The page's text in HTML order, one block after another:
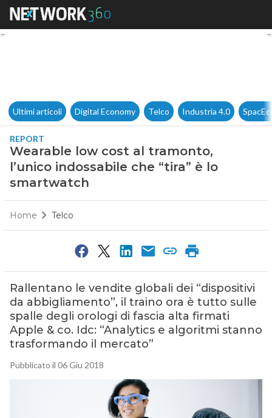
Wearable low cost al
Ultimi articoli Digital Economy Telco Industria 4.0
REPORT
Wearable low cost al tramonto,
l’unico indossabile che “tira” è lo
smartwatch
Home Telco
Rallentano le vendite globali dei “dispositivi
da abbigliamento”, il traino ora è tutto sulle
spalle degli orologi di fascia alta firmati
Apple & co. Idc: “Analytics e algoritmi stanno
trasformando il mercato”
Pubblicato il 06 Giu 2018